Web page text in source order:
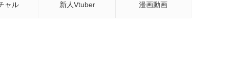
ャル 新人Vtuber 漫画動画